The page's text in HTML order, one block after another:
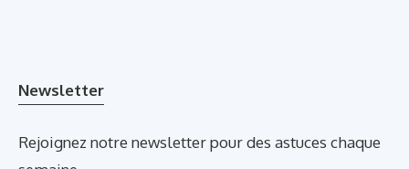
Newsletter
Rejoignez notre newsletter pour des astuces chaque